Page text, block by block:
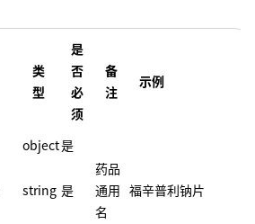
类
型
是
否
必
须
备
注
示例
object是
string 是
药品
通用
名
福辛普利钠片